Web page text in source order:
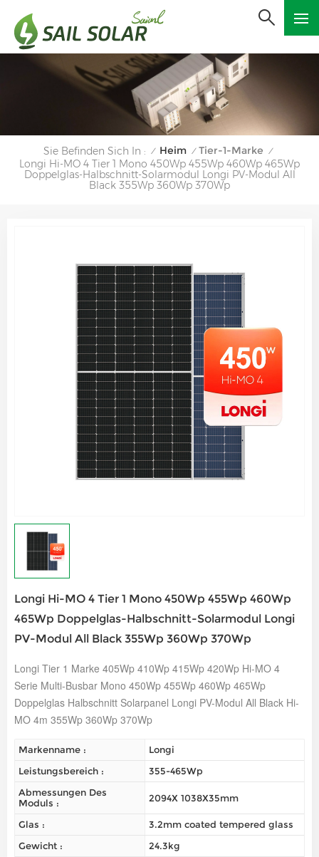
Sie Befinden Sich In : / Heim / Tier-1-Marke /
Longi Hi-MO 4 Tier 1 Mono 450Wp 455Wp 460Wp 465Wp
Doppelglas-Halbschnitt-Solarmodul Longi PV-Modul All
Black 355Wp 360Wp 370Wp
Longi Hi-MO 4 Tier 1 Mono 450Wp 455Wp 460Wp
465Wp Doppelglas-Halbschnitt-Solarmodul Longi
PV-Modul All Black 355Wp 360Wp 370Wp
Longi Tier 1 Marke 405Wp 410Wp 415Wp 420Wp Hi-MO 4
Serie Multi-Busbar Mono 450Wp 455Wp 460Wp 465Wp
Doppelglas Halbschnitt Solarpanel Longi PV-Modul All Black Hi-
MO 4m 355Wp 360Wp 370Wp
Markenname :
Longi
Leistungsbereich :
355-465Wp
Abmessungen Des
Moduls :
2094X 1038X35mm
Glas :
3.2mm coated tempered glass
Gewicht :
24.3kg